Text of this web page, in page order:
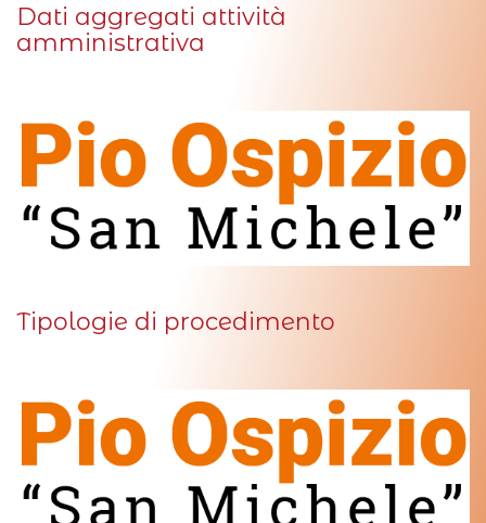
Dati aggregati attività
amministrativa
Tipologie di procedimento